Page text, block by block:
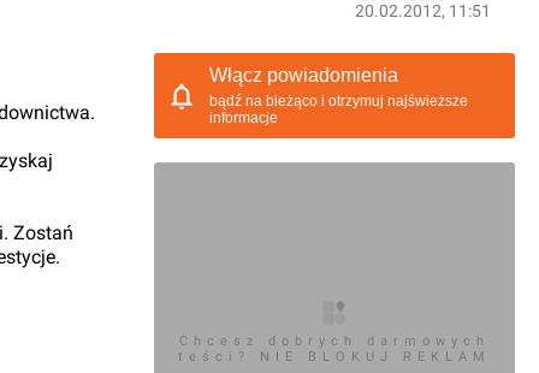
20.02.2012, 11:51
Zostań
Włącz powiadomienia
bądź na bieżąco i otrzymuj najświeższe
informacje
Chcesz dobrych darmowych
teści? NIE BLOKUJ REKLAM